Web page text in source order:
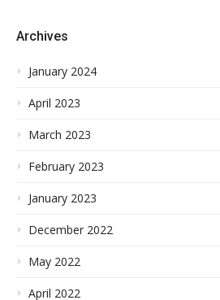
Archives
January 2024
April 2023
March 2023
February 2023
January 2023
December 2022
May 2022
April 2022